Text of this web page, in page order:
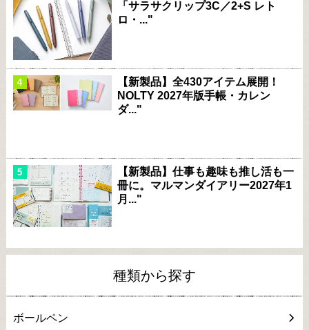
「サラサクリップ3C／2+S レト
ロ・..."
【新製品】全430アイテム展開！
NOLTY 2027年版手帳・カレン
ダ..."
【新製品】仕事も趣味も推し活も一
冊に。マルマンダイアリー2027年1
月..."
種類から探す
ボールペン